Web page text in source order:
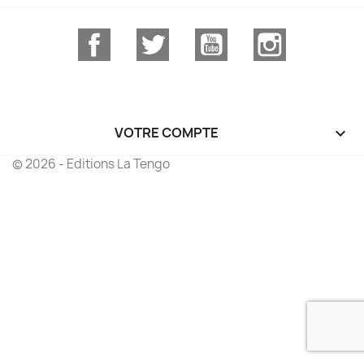
Facebook Twitter YouTube
VOTRE COMPTE 
© 2026 - Editions La Tengo